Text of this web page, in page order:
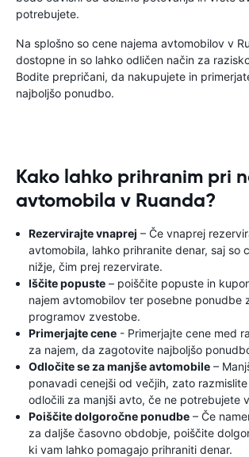
potrebujete.
Na splošno so cene najema avtomobilov v
dostopne in so lahko odličen način za
Bodite prepričani, da nakupujete in
najboljšo ponudbo.
Kako lahko prihranim pri
avtomobila v Ruanda?
Rezervirajte vnaprej – Če vnaprej
avtomobila, lahko prihranite denar, saj so
nižje, čim prej rezervirate.
Iščite popuste – poiščite popuste in
najem avtomobilov ter posebne ponudbe
programov zvestobe.
Primerjajte cene - Primerjajte cene med
za najem, da zagotovite najboljšo
Odločite se za manjše avtomobile –
ponavadi cenejši od večjih, zato
odločili za manjši avto, če ne potrebujete
Poiščite dolgoročne ponudbe – Če
za daljše časovno obdobje, poiščite
ki vam lahko pomagajo prihraniti denar.